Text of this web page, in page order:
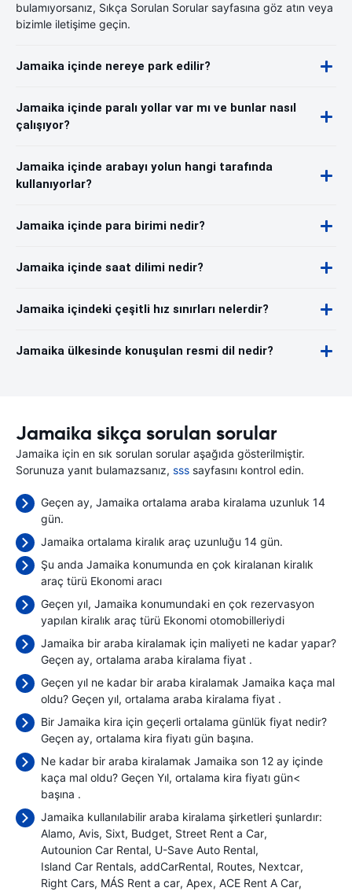
bulamıyorsanız, Sıkça Sorulan Sorular sayfasına göz atın veya
bizimle iletişime geçin.
Jamaika içinde nereye park edilir?
Jamaika içinde paralı yollar var mı ve bunlar nasıl
çalışıyor?
Jamaika içinde arabayı yolun hangi tarafında
kullanıyorlar?
Jamaika içinde para birimi nedir?
Jamaika içinde saat dilimi nedir?
Jamaika içindeki çeşitli hız sınırları nelerdir?
Jamaika ülkesinde konuşulan resmi dil nedir?
Jamaika sikça sorulan sorular
Jamaika için en sık sorulan sorular aşağıda gösterilmiştir.
Sorunuza yanıt bulamazsanız, sss sayfasını kontrol edin.
Geçen ay, Jamaika ortalama araba kiralama uzunluk 14
gün.
Jamaika ortalama kiralık araç uzunluğu 14 gün.
Şu anda Jamaika konumunda en çok kiralanan kiralık
araç türü Ekonomi aracı
Geçen yıl, Jamaika konumundaki en çok rezervasyon
yapılan kiralık araç türü Ekonomi otomobilleriydi
Jamaika bir araba kiralamak için maliyeti ne kadar yapar?
Geçen ay, ortalama araba kiralama fiyat .
Geçen yıl ne kadar bir araba kiralamak Jamaika kaça mal
oldu? Geçen yıl, ortalama araba kiralama fiyat .
Bir Jamaika kira için geçerli ortalama günlük fiyat nedir?
Geçen ay, ortalama kira fiyatı gün başına.
Ne kadar bir araba kiralamak Jamaika son 12 ay içinde
kaça mal oldu? Geçen Yıl, ortalama kira fiyatı gün<
başına .
Jamaika kullanılabilir araba kiralama şirketleri şunlardır:
Alamo Avis Sixt Budget Street Rent a Car
Autounion Car Rental U-Save Auto Rental
Island Car Rentals addCarRental Routes Nextcar
Right Cars MÁS Rent a car Apex ACE Rent A Car